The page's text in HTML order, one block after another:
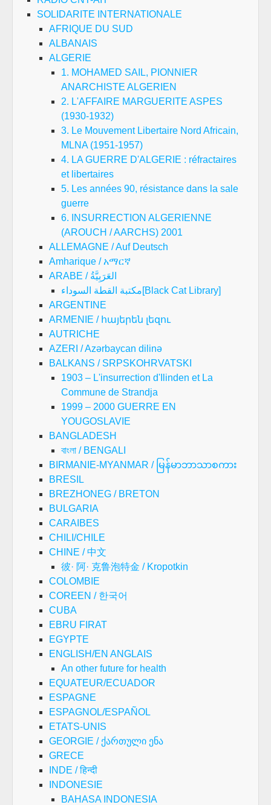
SOLIDARITE INTERNATIONALE
AFRIQUE DU SUD
ALBANAIS
ALGERIE
1. MOHAMED SAIL, PIONNIER
ANARCHISTE ALGERIEN
2. L'AFFAIRE MARGUERITE ASPES
(1930-1932)
3. Le Mouvement Libertaire Nord Africain,
MLNA (1951-1957)
4. LA GUERRE D'ALGERIE : réfractaires
et libertaires
5. Les années 90, résistance dans la sale
guerre
6. INSURRECTION ALGERIENNE
(AROUCH / AARCHS) 2001
ALLEMAGNE / Auf Deutsch
Amharique / አማርኛ
ARABE / العَرَبِيَّةُ
مكتبة القطة السوداء[Black Cat Library]
ARGENTINE
ARMENIE / հայերեն լեզու
AUTRICHE
AZERI / Azərbaycan dilinə
BALKANS / SRPSKOHRVATSKI
1903 – L'insurrection d'Ilinden et La
Commune de Strandja
1999 – 2000 GUERRE EN
YOUGOSLAVIE
BANGLADESH
বাংলা / BENGALI
BIRMANIE-MYANMAR / မြန်မာဘာသာစကား
BRESIL
BREZHONEG / BRETON
BULGARIA
CARAIBES
CHILI/CHILE
CHINE / 中文
彼· 阿· 克鲁泡特金 / Kropotkin
COLOMBIE
COREEN / 한국어
CUBA
EBRU FIRAT
EGYPTE
ENGLISH/EN ANGLAIS
An other future for health
EQUATEUR/ECUADOR
ESPAGNE
ESPAGNOL/ESPAÑOL
ETATS-UNIS
GEORGIE / ქართული ენა
GRECE
INDE / हिन्दी
INDONESIE
BAHASA INDONESIA